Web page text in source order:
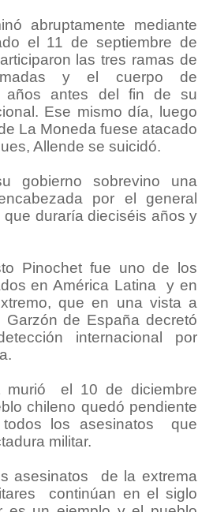
abruptamente mediante
el 11 de septiembre de
las tres ramas de
y el cuerpo de
años antes del fin de su
Ese mismo día, luego
La Moneda fuese atacado
Allende se suicidó.
gobierno sobrevino una
por el general
duraría dieciséis años y
Pinochet fue uno de los
en América Latina y en
que en una vista a
Garzón de España decretó
internacional por
murió el 10 de diciembre
chileno quedó pendiente
los asesinatos que
militar.
asesinatos de la extrema
continúan en el siglo